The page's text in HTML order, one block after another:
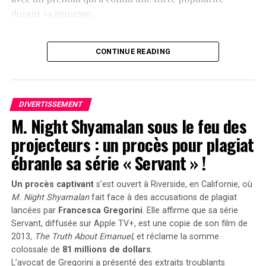
pour contester la propriété d’Ethan, tandis que Kimi,
complètent le tableau.
Crédit image :ROCK PAPER SHOTGUN/JULIA MINAMATA
Alors que certains personnages espèrent découvrir des
diamants, d’autres préfèrent que rien ne soit trouvé.
Lorsqu’un personnage apparemment sans lien avec les
durant sa jeunesse.
une Naissance Sous le Signe de la Célébrité
Hugo David est né en 2000 àTours, une époque où le
prénom Hugo était en plein essor. Ses parents, Caroline
Enzo, également très en vogue à cette période. « Je
pense que mes parents ont opté pour un prénom parmi
les plus répandus en France plutôt qu’en hommage à
Victor Hugo », confie-t-il.
Une Enfance Entourée d’Autres « Hugo »
Dès son plus jeune âge, Hugo se retrouve entouré
d’autres enfants portant le même nom. Selon les
statistiques de l’Insee,7 694 garçons ont été
prénommés Hugo en 2000,faisant de ce prénom le
quatrième plus populaire cette année-là. À l’école
CONTINUE READING
DIVERTISSEMENT
M. Night Shyamalan sous le feu des
projecteurs : un procès pour plagiat
ébranle sa série « Servant » !
Un procès captivants’est ouvert à Riverside, en Californie, où
M. Night Shyamalanfait face à des accusations de plagiat
lancées par Francesca Gregorini. Elle affirme que sa série
Servant, diffusée sur Apple TV+, est une copie de son film de
2013, The Truth About Emanuel, et réclame la somme
colossale de 81 millions de dollars.
L’avocat de Gregorini a présenté des extraits troublants